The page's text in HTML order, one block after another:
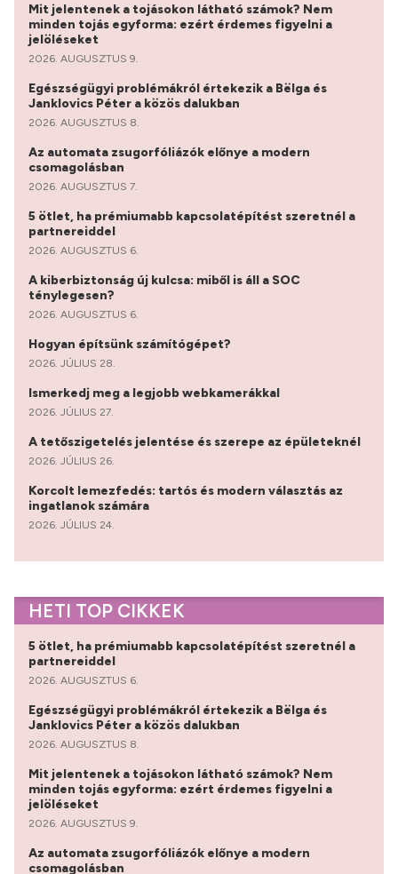
Mit jelentenek a tojásokon látható számok? Nem
minden tojás egyforma: ezért érdemes figyelni a
jelöléseket
2026. AUGUSZTUS 9.
Egészségügyi problémákról értekezik a Bëlga és
Janklovics Péter a közös dalukban
2026. AUGUSZTUS 8.
Az automata zsugorfóliázók előnye a modern
csomagolásban
2026. AUGUSZTUS 7.
5 ötlet, ha prémiumabb kapcsolatépítést szeretnél a
partnereiddel
2026. AUGUSZTUS 6.
A kiberbiztonság új kulcsa: miből is áll a SOC
ténylegesen?
2026. AUGUSZTUS 6.
Hogyan építsünk számítógépet?
2026. JÚLIUS 28.
Ismerkedj meg a legjobb webkamerákkal
2026. JÚLIUS 27.
A tetőszigetelés jelentése és szerepe az épületeknél
2026. JÚLIUS 26.
Korcolt lemezfedés: tartós és modern választás az
ingatlanok számára
2026. JÚLIUS 24.
HETI TOP CIKKEK
5 ötlet, ha prémiumabb kapcsolatépítést szeretnél a
partnereiddel
2026. AUGUSZTUS 6.
Egészségügyi problémákról értekezik a Bëlga és
Janklovics Péter a közös dalukban
2026. AUGUSZTUS 8.
Mit jelentenek a tojásokon látható számok? Nem
minden tojás egyforma: ezért érdemes figyelni a
jelöléseket
2026. AUGUSZTUS 9.
Az automata zsugorfóliázók előnye a modern
csomagolásban